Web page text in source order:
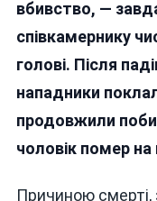
вбивство, —
співкамернику
голові. Після
нападники
продовжили
чоловік помер на
Причиною